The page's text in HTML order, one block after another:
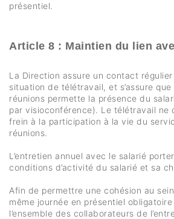
présentiel.
Article 8 : Maintien du lien
La Direction assure un contact
situation de télétravail, et s’assure que
réunions permette la présence du
par visioconférence). Le télétravail ne
frein à la participation à la vie du
réunions.
L’entretien annuel avec le salarié
conditions d’activité du salarié et sa
Afin de permettre une cohésion au
même journée en présentiel
l’ensemble des collaborateurs de